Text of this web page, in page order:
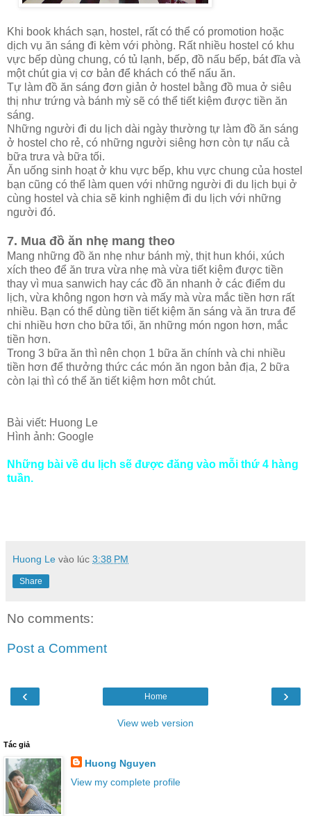
Khi book khách sạn, hostel, rất có thể có promotion hoặc
dịch vụ ăn sáng đi kèm với phòng. Rất nhiều hostel có khu
vực bếp dùng chung, có tủ lạnh, bếp, đồ nấu bếp, bát đĩa và
một chút gia vị cơ bản để khách có thể nấu ăn.
Tự làm đồ ăn sáng đơn giản ở hostel bằng đồ mua ở siêu
thị như trứng và bánh mỳ sẽ có thể tiết kiệm được tiền ăn
sáng.
Những người đi du lịch dài ngày thường tự làm đồ ăn sáng
ở hostel cho rẻ, có những người siêng hơn còn tự nấu cả
bữa trưa và bữa tối.
Ăn uống sinh hoạt ở khu vực bếp, khu vực chung của hostel
bạn cũng có thể làm quen với những người đi du lịch bụi ở
cùng hostel và chia sẽ kinh nghiệm đi du lịch với những
người đó.
7. Mua đồ ăn nhẹ mang theo
Mang những đồ ăn nhẹ như bánh mỳ, thịt hun khói, xúch
xích theo để ăn trưa vừa nhẹ mà vừa tiết kiệm được tiền
thay vì mua sanwich hay các đồ ăn nhanh ở các điểm du
lịch, vừa không ngon hơn và mấy mà vừa mắc tiền hơn rất
nhiều. Bạn có thể dùng tiền tiết kiệm ăn sáng và ăn trưa để
chi nhiều hơn cho bữa tối, ăn những món ngon hơn, mắc
tiền hơn.
Trong 3 bữa ăn thì nên chọn 1 bữa ăn chính và chi nhiều
tiền hơn để thưởng thức các món ăn ngon bản địa, 2 bữa
còn lại thì có thể ăn tiết kiệm hơn môt chút.
Bài viết: Huong Le
Hình ảnh: Google
Những bài về du lịch sẽ được đăng vào mỗi thứ 4 hàng
tuần.
Huong Le vào lúc 3:38 PM
Share
No comments:
Post a Comment
‹ ›
Home
View web version
Tác giả
Huong Nguyen
View my complete profile